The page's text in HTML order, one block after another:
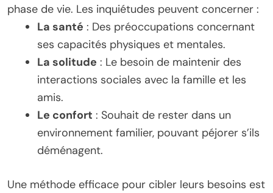
phase de vie. Les inquiétudes peuvent concerner :
La santé : Des préoccupations concernant
ses capacités physiques et mentales.
La solitude : Le besoin de maintenir des
interactions sociales avec la famille et les
amis.
Le confort : Souhait de rester dans un
environnement familier, pouvant péjorer s’ils
déménagent.
Une méthode efficace pour cibler leurs besoins est